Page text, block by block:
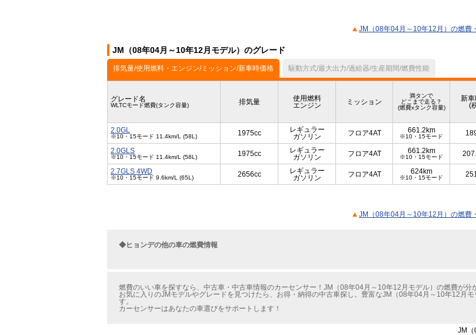
JM（08年04月～10年12月）の燃費
JM（08年04月～10年12月モデル）のグレード
排気量/使用燃料・エンジン/ミッション/新車時価格 駆動方式/最大出力/過給器/生産期間/燃費性能
グレード名
WLTCモード燃費(タンク容量) 排気量
使用燃料
エンジン
ミッション
満タンで
どこまで走る？
(燃費xタンク容量)
新
(
2.0GL
※10・15モード 11.4km/L (58L) 1975cc
レギュラー
ガソリン
フロア4AT 661.2km
※10・15モード
2.0GLS
※10・15モード 11.4km/L (58L) 1975cc
レギュラー
ガソリン
フロア4AT 661.2km
※10・15モード
2.7GLS 4WD
※10・15モード 9.6km/L (65L) 2656cc
レギュラー
ガソリン
フロア4AT 624km
※10・15モード
JM（08年04月～10年12月）の燃費
◆ヒョンデの他の車の燃費情報
燃費のいい車を探すなら、中古車・中古車情報のカーセンサー！JM（08年04月～10年12月モデル）の燃費が分
お気に入りのJMモデルやグレードを見つけたら、お得・納得の中古車探し。豊富なJM（08年04月～10年12月
す。
カーセンサーはあなたの車選びをサポートします！
JM（